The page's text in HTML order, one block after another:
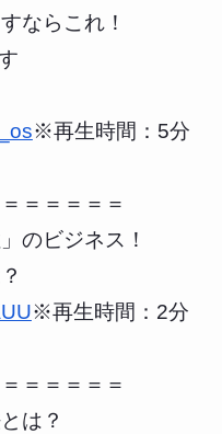
ならこれ！
※再生時間：5分
＝＝＝＝＝
のビジネス！
※再生時間：2分
＝＝＝＝＝
は？